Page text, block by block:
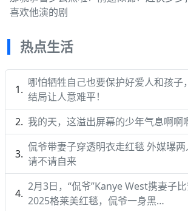
喜欢他演的剧
热点生活
哪怕牺牲自己也要保护好爱人和孩子
结局让人意难平！
我的天，这溢出屏幕的少年气息啊啊
侃爷带妻子穿透明衣走红毯 外媒曝
请不请自来
2月3日，“侃爷”Kanye West携妻子
2025格莱美红毯，侃爷一身黑…